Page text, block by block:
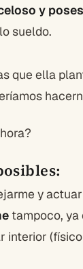
y
sueldo.
que ella
y
tampoco, ya
interior